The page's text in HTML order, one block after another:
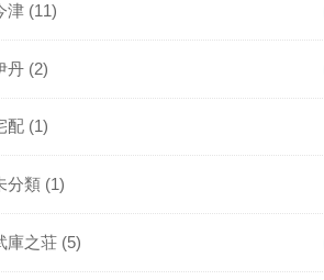
津 (11)
丹 (2)
配 (1)
分類 (1)
庫之荘 (5)